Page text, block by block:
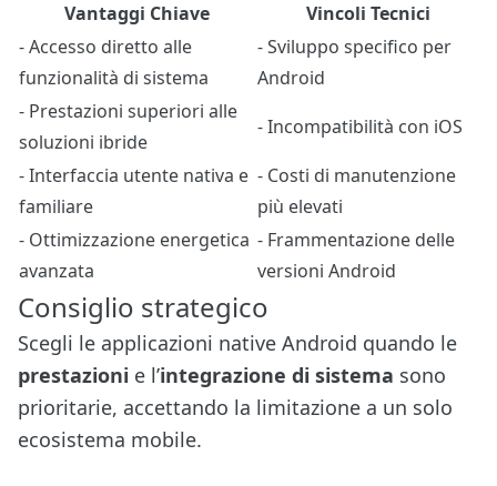
Vantaggi Chiave
Vincoli Tecnici
- Accesso diretto alle
funzionalità di sistema
- Sviluppo specifico per
Android
- Prestazioni superiori alle
soluzioni ibride
- Incompatibilità con iOS
- Interfaccia utente nativa e
familiare
- Costi di manutenzione
più elevati
- Ottimizzazione energetica
avanzata
- Frammentazione delle
versioni Android
Consiglio strategico
Scegli le applicazioni native Android quando le
prestazioni e l’integrazione di sistema sono
prioritarie, accettando la limitazione a un solo
ecosistema mobile.